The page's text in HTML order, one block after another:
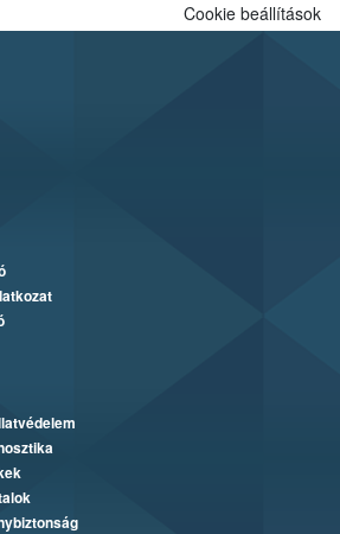
Cookie beállítások